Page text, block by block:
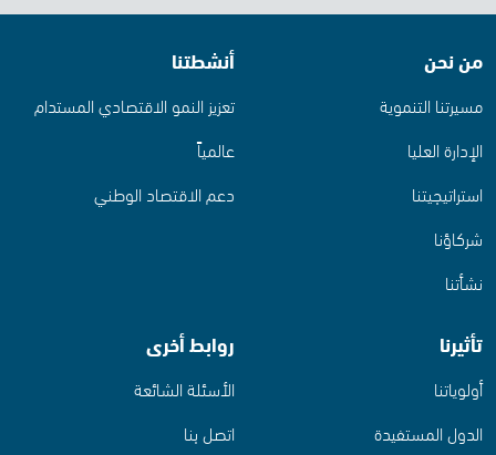
من نحن
مسيرتنا التنموية
الإدارة العليا
استراتيجيتنا
شركاؤنا
نشأتنا
أنشطتنا
تعزيز النمو الاقتصادي المستدام
عالمياً
دعم الاقتصاد الوطني
تأثيرنا
أولوياتنا
الدول المستفيدة
روابط أخرى
الأسئلة الشائعة
اتصل بنا